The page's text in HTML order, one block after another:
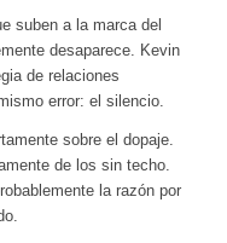
suben a la marca del
desaparece. Kevin
de relaciones
error: el silencio.
sobre el dopaje.
de los sin techo.
la razón por